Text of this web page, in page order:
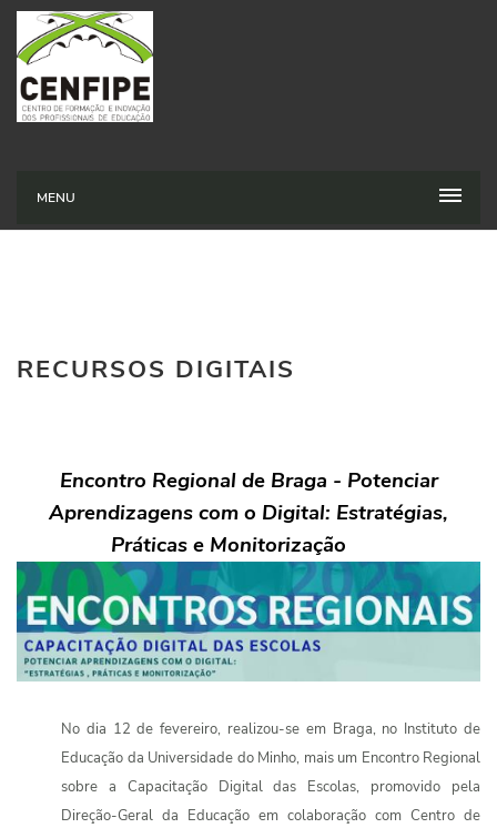
MENU
RECURSOS DIGITAIS
Encontro Regional de Braga - Potenciar
Aprendizagens com o Digital: Estratégias,
Práticas e Monitorização
No dia 12 de fevereiro, realizou-se em Braga, no Instituto de
Educação da Universidade do Minho, mais um Encontro Regional
sobre a Capacitação Digital das Escolas, promovido pela
Direção-Geral da Educação em colaboração com Centro de